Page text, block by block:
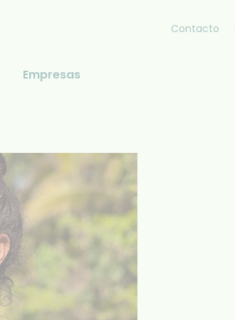
Contacto
Empresas